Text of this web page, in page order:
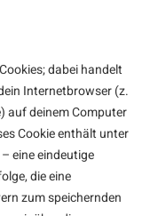
dabei handelt
Internetbrowser (z.
auf deinem Computer
Cookie enthält unter
eine eindeutige
die eine
zum speichernden